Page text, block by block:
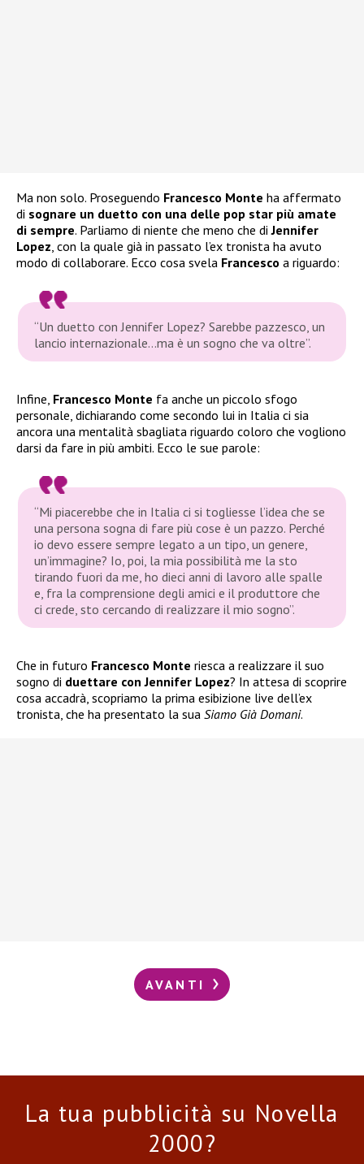
Ma non solo. Proseguendo Francesco Monte ha affermato
di sognare un duetto con una delle pop star più amate
di sempre. Parliamo di niente che meno che diJennifer
Lopez , con la quale già in passato l’ex tronista ha avuto
modo di collaborare. Ecco cosa svela Francesco a riguardo:
“Un duetto con Jennifer Lopez? Sarebbe pazzesco, un
lancio internazionale…ma è un sogno che va oltre”.
Infine, Francesco Monte fa anche un piccolo sfogo
personale, dichiarando come secondo lui in Italia ci sia
ancora una mentalità sbagliata riguardo coloro che vogliono
darsi da fare in più ambiti. Ecco le sue parole:
“Mi piacerebbe che in Italia ci si togliesse l’idea che se
una persona sogna di fare più cose è un pazzo. Perché
io devo essere sempre legato a un tipo, un genere,
un’immagine? Io, poi, la mia possibilità me la sto
tirando fuori da me, ho dieci anni di lavoro alle spalle
e, fra la comprensione degli amici e il produttore che
ci crede, sto cercando di realizzare il mio sogno”.
Che in futuro Francesco Monte riesca a realizzare il suo
sogno di duettare con Jennifer Lopez? In attesa di scoprire
cosa accadrà, scopriamo la prima esibizione live dell’ex
tronista, che ha presentato la sua Siamo Già Domani.
AVANTI
La tua pubblicità su Novella
2000?